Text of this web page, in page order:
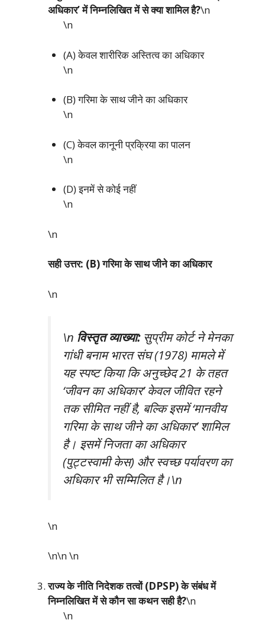
अधिकार’ में निम्नलिखित में से क्या शामिल है?\n
\n
(A) केवल शारीरिक अस्तित्व का अधिकार
\n
(B) गरिमा के साथ जीने का अधिकार
\n
(C) केवल कानूनी प्रक्रिया का पालन
\n
(D) इनमें से कोई नहीं
\n
\n
सही उत्तर: (B) गरिमा के साथ जीने का अधिकार
\n
\n विस्तृत व्याख्या:सुप्रीम कोर्ट ने मेनका
गांधी बनाम भारत संघ (1978) मामले में
यह स्पष्ट किया कि अनुच्छेद 21 के तहत
‘जीवन का अधिकार’ केवल जीवित रहने
तक सीमित नहीं है, बल्कि इसमें ‘मानवीय
गरिमा के साथ जीने का अधिकार’ शामिल
है। इसमें निजता का अधिकार
(पुट्टस्वामी केस) और स्वच्छ पर्यावरण का
अधिकार भी सम्मिलित है।\n
\n
\n\n\n
राज्य के नीति निदेशक तत्वों (DPSP) के संबंध में
निम्नलिखित में से कौन सा कथन सही है?\n
\n